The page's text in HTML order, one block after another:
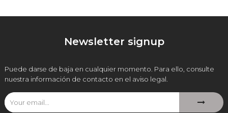
Newsletter signup
Puede darse de baja en cualquier momento. Para ello, consulte
nuestra información de contacto en el aviso legal.